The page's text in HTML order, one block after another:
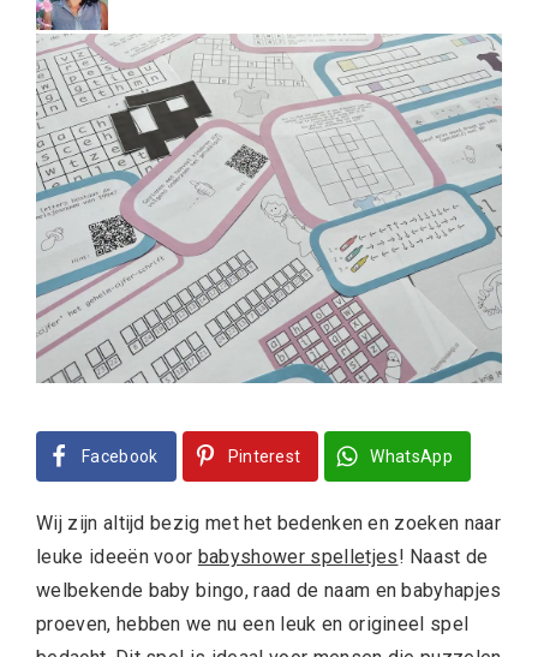
Facebook Pinterest WhatsApp
Wij zijn altijd bezig met het bedenken en zoeken naar
leuke ideeën voor babyshower spelletjes! Naast de
welbekende baby bingo, raad de naam en babyhapjes
proeven, hebben we nu een leuk en origineel spel